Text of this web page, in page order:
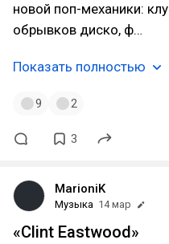
новой поп-механики:
обрывков диско, ф…
Показать полностью
9 2
3
MarioniK
Музыка 14 мар
«Clint Eastwood»